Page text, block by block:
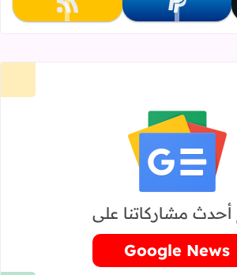
تابعنا على paypal تابعنا على rss
أحدث مشاركاتنا على
Google News